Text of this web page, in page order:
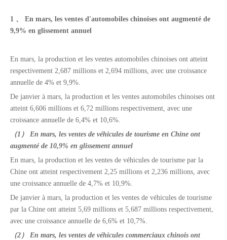
1 、 En mars, les ventes d'automobiles chinoises ont augmenté de
9,9% en glissement annuel
En mars, la production et les ventes automobiles chinoises ont atteint
respectivement 2,687 millions et 2,694 millions, avec une croissance
annuelle de 4% et 9,9%.
De janvier à mars, la production et les ventes automobiles chinoises ont
atteint 6,606 millions et 6,72 millions respectivement, avec une
croissance annuelle de 6,4% et 10,6%.
（1） En mars, les ventes de véhicules de tourisme en Chine ont
augmenté de 10,9% en glissement annuel
En mars, la production et les ventes de véhicules de tourisme par la
Chine ont atteint respectivement 2,25 millions et 2,236 millions, avec
une croissance annuelle de 4,7% et 10,9%.
De janvier à mars, la production et les ventes de véhicules de tourisme
par la Chine ont atteint 5,69 millions et 5,687 millions respectivement,
avec une croissance annuelle de 6,6% et 10,7%.
（2） En mars, les ventes de véhicules commerciaux chinois ont